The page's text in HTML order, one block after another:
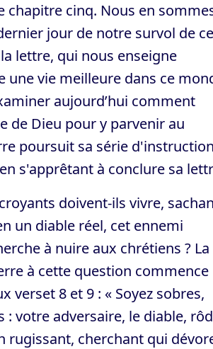
chapitre cinq. Nous en
jour de notre survol de ce
lettre, qui nous enseigne
une vie meilleure dans ce
aujourd’hui comment
de Dieu pour y parvenir au
poursuit sa série
s'apprêtant à conclure sa
doivent-ils vivre,
un diable réel, cet ennemi
à nuire aux chrétiens ? La
à cette question commence
verset 8 et 9 : « Soyez sobres,
: votre adversaire, le diable,
rugissant, cherchant qui